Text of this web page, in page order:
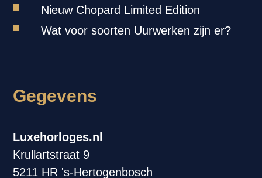
Nieuw Chopard Limited Edition
Wat voor soorten Uurwerken zijn er?
Gegevens
Luxehorloges.nl
Krullartstraat 9
5211 HR 's-Hertogenbosch